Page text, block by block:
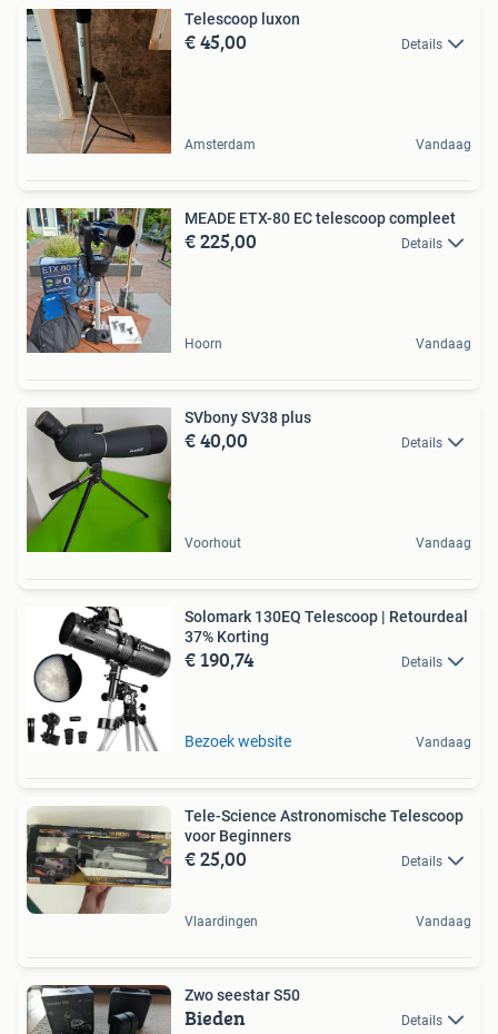
Telescoop luxon
€ 45,00 Details
Amsterdam Vandaag
MEADE ETX-80 EC telescoop compleet
€ 225,00 Details
Hoorn Vandaag
SVbony SV38 plus
€ 40,00 Details
Voorhout Vandaag
Solomark 130EQ Telescoop | Retourdeal
37% Korting
€ 190,74 Details
Bezoek website Vandaag
Tele-Science Astronomische Telescoop
voor Beginners
€ 25,00 Details
Vlaardingen Vandaag
Zwo seestar S50
Bieden Details